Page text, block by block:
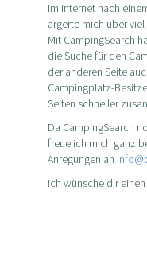
im Internet nach
ärgerte mich über
Mit CampingSearch
die Suche für den
der anderen Seite
Campingplatz-
Seiten schneller
Da CampingSearch
freue ich mich ganz
Anregungen an
Ich wünsche dir